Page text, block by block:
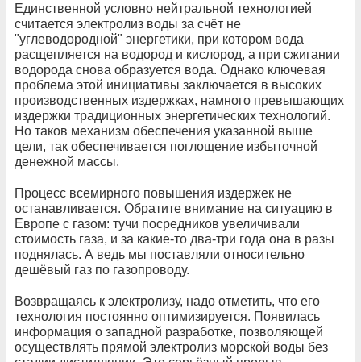
Единственной условно нейтральной технологией
считается электролиз воды за счёт не
"углеводородной" энергетики, при котором вода
расщепляется на водород и кислород, а при сжигании
водорода снова образуется вода. Однако ключевая
проблема этой инициативы заключается в высоких
производственных издержках, намного превышающих
издержки традиционных энергетических технологий.
Но таков механизм обеспечения указанной выше
цели, так обеспечивается поглощение избыточной
денежной массы.
Процесс всемирного повышения издержек не
останавливается. Обратите внимание на ситуацию в
Европе с газом: тучи посредников увеличивали
стоимость газа, и за какие-то два-три года она в разы
поднялась. А ведь мы поставляли относительно
дешёвый газ по газопроводу.
Возвращаясь к электролизу, надо отметить, что его
технология постоянно оптимизируется. Появилась
информация о западной разработке, позволяющей
осуществлять прямой электролиз морской воды без